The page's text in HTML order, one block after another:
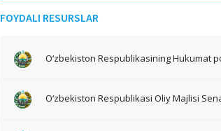
FOYDALI RESURSLAR
O‘zbekiston Respublikasining Hukumat
O‘zbekiston Respublikasi Oliy Majlisi